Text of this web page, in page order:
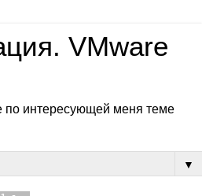
VMware
по интересующей меня теме
▼